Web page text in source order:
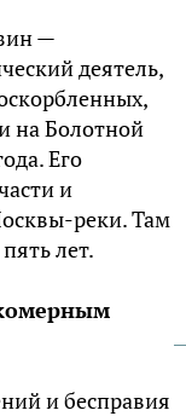
—
деятель,
на Болотной
Его
и
реки. Там
лет.
и бесправия